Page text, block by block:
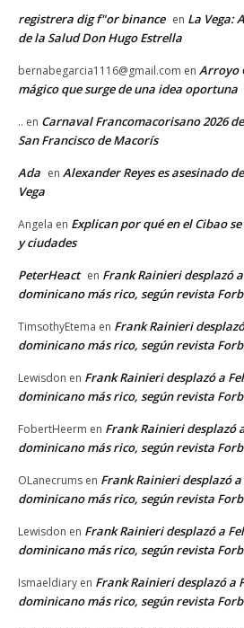
registrera dig f"or binance en La Vega:
de la Salud Don Hugo Estrella
bernabegarcia1116@gmail.com en Arroyo
mágico que surge de una idea oportuna
.. en Carnaval Francomacorisano 2026
San Francisco de Macorís
Ada en Alexander Reyes es asesinado
Vega
Angela en Explican por qué en el Cibao
y ciudades
PeterHeact en Frank Rainieri desplazó
dominicano más rico, según revista
TimsothyEtema en Frank Rainieri
dominicano más rico, según revista
Lewisdon en Frank Rainieri desplazó a
dominicano más rico, según revista
FobertHeerm en Frank Rainieri desplazó
dominicano más rico, según revista
OLanecrums en Frank Rainieri desplazó
dominicano más rico, según revista
Lewisdon en Frank Rainieri desplazó a
dominicano más rico, según revista
Ismaeldiary en Frank Rainieri desplazó a
dominicano más rico, según revista